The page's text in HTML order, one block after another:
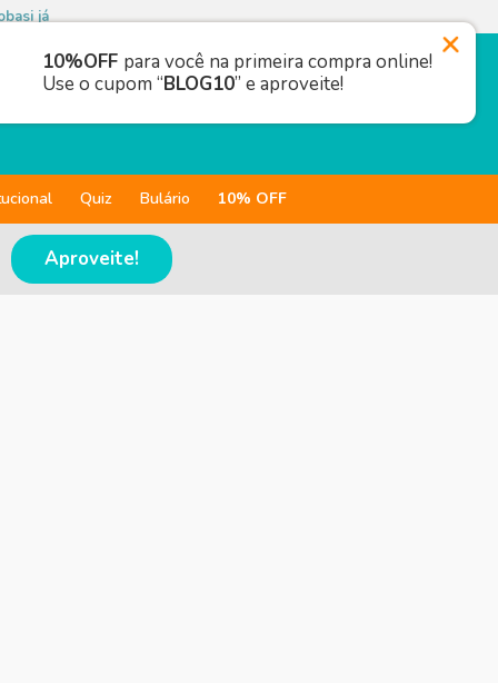
já
Quiz Bulário 10% OFF
Aproveite!
10%OFF para você na primeira compra online!
Use o cupom “BLOG10” e aproveite!